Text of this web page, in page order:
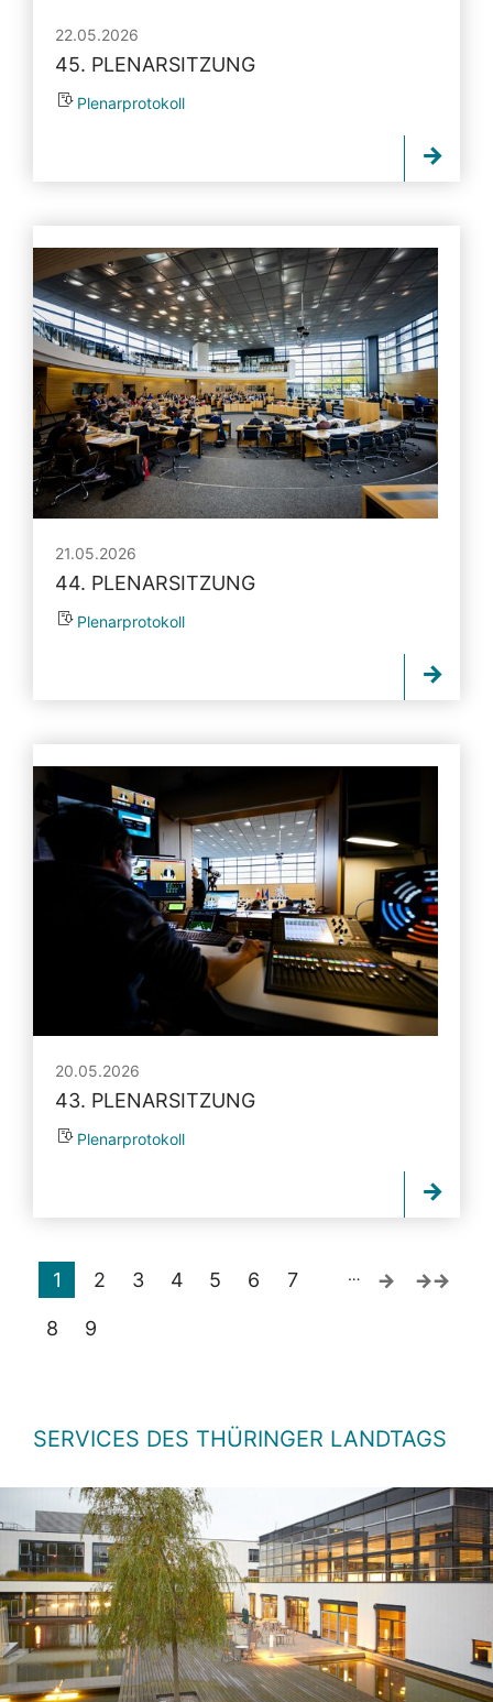
22.05.2026
45. PLENARSITZUNG
Plenarprotokoll
21.05.2026
44. PLENARSITZUNG
Plenarprotokoll
20.05.2026
43. PLENARSITZUNG
Plenarprotokoll
1 2 3 4 5 6 7
8 9
…
SERVICES DES THÜRINGER LANDTAGS